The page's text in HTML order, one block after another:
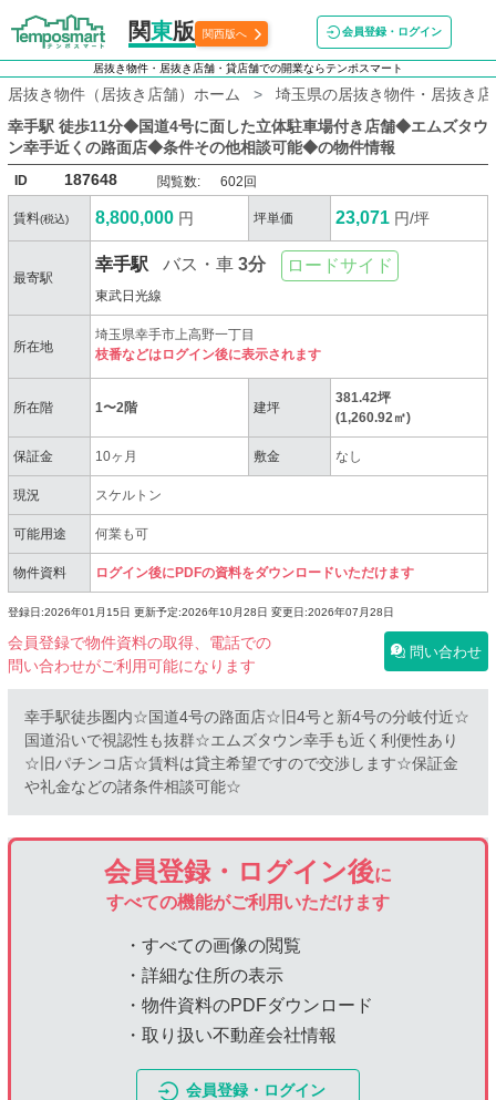
関東版 関西版へ 会員登録・ログイン
居抜き物件・居抜き店舗・貸店舗での開業ならテンポスマート
居抜き物件（居抜き店舗）ホーム
埼玉県の居抜き物件・居抜き
幸手駅 徒歩11分◆国道4号に面した立体駐車場付き店舗◆エムズタウ
ン幸手近くの路面店◆条件その他相談可能◆の物件情報
ID 187648 閲覧数: 602回
賃料(税込) 8,800,000 円 坪単価 23,071 円/坪
最寄駅
幸手駅 バス・車3分 ロードサイド
東武日光線
所在地
埼玉県幸手市上高野一丁目
枝番などはログイン後に表示されます
所在階 1〜2階 建坪
381.42坪
(1,260.92㎡)
保証金 10ヶ月 敷金 なし
現況 スケルトン
可能用途 何業も可
物件資料 ログイン後にPDFの資料をダウンロードいただけます
登録日:2026年01月15日 更新予定:2026年10月28日 変更日:2026年07月28日
会員登録で物件資料の取得、電話での
問い合わせがご利用可能になります
問い合わせ
幸手駅徒歩圏内☆国道4号の路面店☆旧4号と新4号の分岐付近☆
国道沿いで視認性も抜群☆エムズタウン幸手も近く利便性あり
☆旧パチンコ店☆賃料は貸主希望ですので交渉します☆保証金
や礼金などの諸条件相談可能☆
会員登録・ログイン後に
すべての機能がご利用いただけます
・すべての画像の閲覧
・詳細な住所の表示
・物件資料のPDFダウンロード
・取り扱い不動産会社情報
会員登録・ログイン